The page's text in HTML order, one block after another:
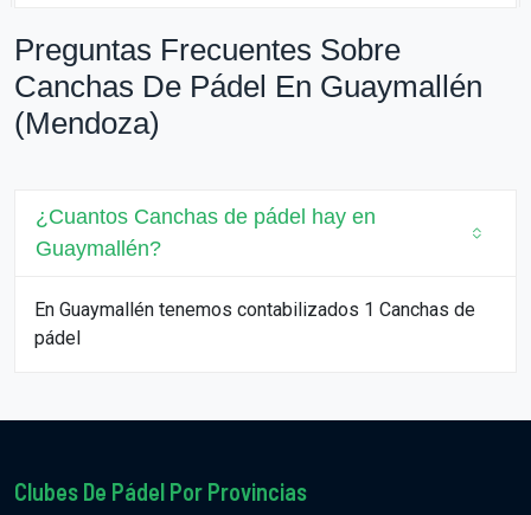
Preguntas Frecuentes Sobre
Canchas De Pádel En Guaymallén
(Mendoza)
¿Cuantos Canchas de pádel hay en
Guaymallén?
En Guaymallén tenemos contabilizados 1 Canchas de
pádel
Clubes De Pádel Por Provincias